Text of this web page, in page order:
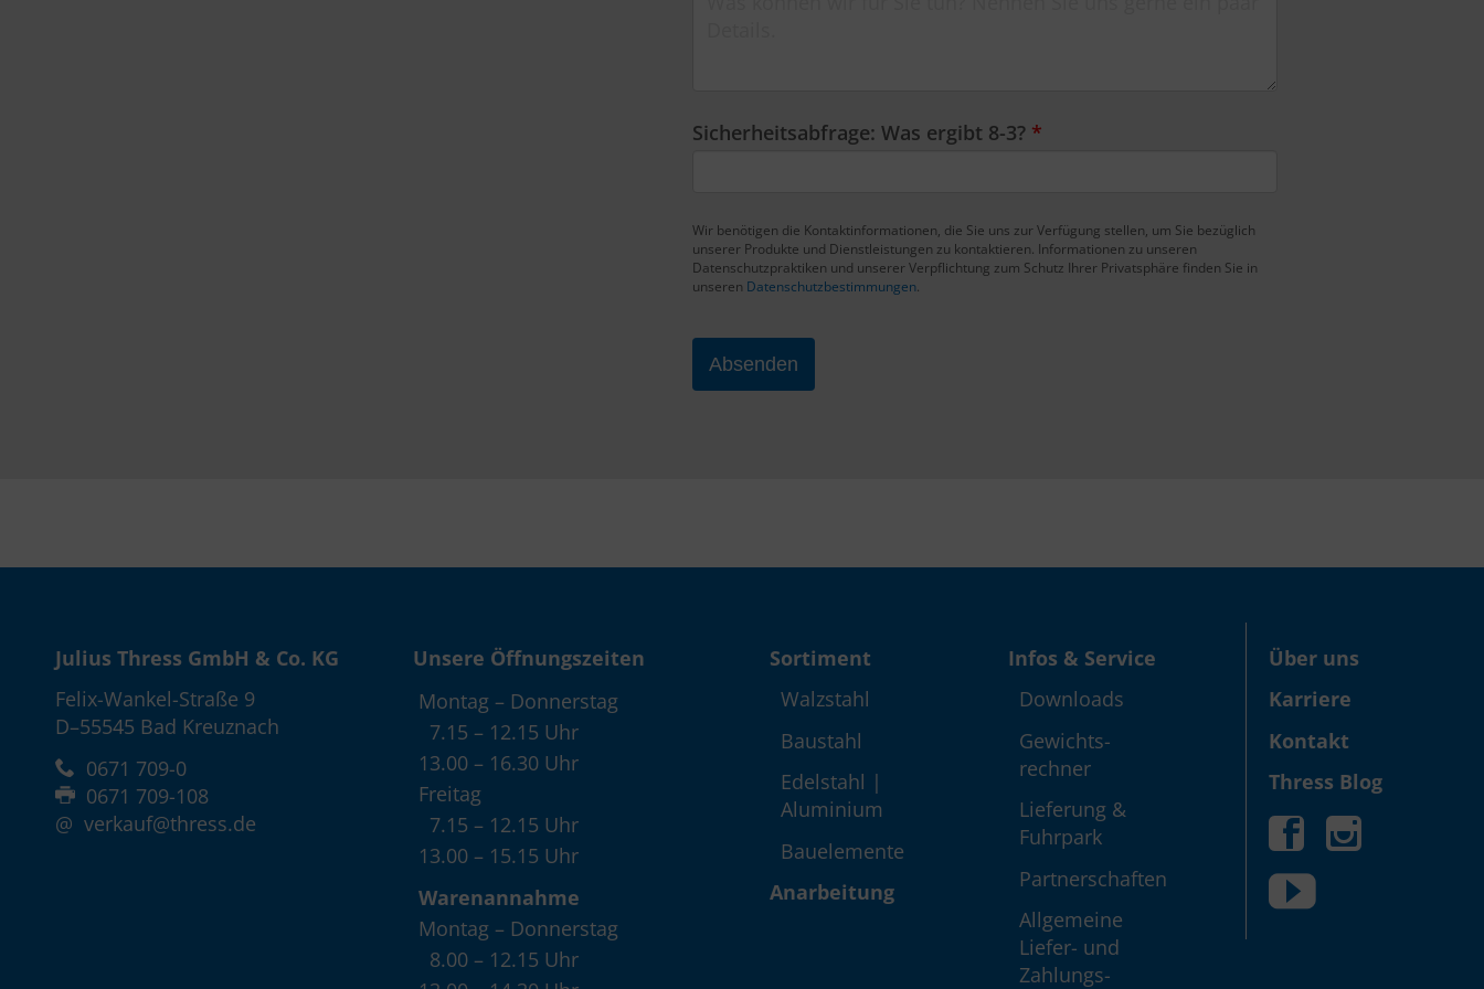
Sicherheitsabfrage: Was ergibt 8-3? *
Wir benötigen die Kontaktinformationen, die Sie uns zur Verfügung stellen, um Sie bezüglich
unserer Produkte und Dienstleistungen zu kontaktieren. Informationen zu unseren
Datenschutzpraktiken und unserer Verpflichtung zum Schutz Ihrer Privatsphäre finden Sie in
unseren Datenschutzbestimmungen.
Julius Thress GmbH & Co. KG
Felix-Wankel-Straße 9
D–55545 Bad Kreuznach
0671 709-0
0671 709-108
@ verkauf@thress.de
Unsere Öffnungszeiten
Montag – Donnerstag
7.15 – 12.15 Uhr
13.00 – 16.30 Uhr
Freitag
7.15 – 12.15 Uhr
13.00 – 15.15 Uhr
Warenannahme
Montag – Donnerstag
8.00 – 12.15 Uhr
Sortiment
Walzstahl
Baustahl
Edelstahl |
Aluminium
Bauelemente
Anarbeitung
Infos & Service
Down­loads
Gewichts­
rechner
Lieferung &
Fuhrpark
Partner­schaften
Allgemeine
Liefer- und
Zahlungs­
Über uns
Karriere
Kontakt
Thress Blog